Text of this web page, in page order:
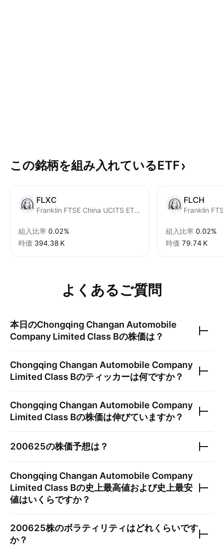
この銘柄を組み入れているETF
FLXC
Franklin FTSE China UCITS ETF USD
組入比率 0.02%
時価 ‪394.38 K‬
FLCH
Franklin
組入比率 0.02%
時価 ‪79.74 K‬
よくあるご質問
本日のChongqing Changan Automobile
Company Limited Class Bの株価は？
Chongqing Changan Automobile Company
Limited Class Bのティッカーは何ですか？
Chongqing Changan Automobile Company
Limited Class Bの株価は伸びていますか？
200625の株価予想は？
Chongqing Changan Automobile Company
Limited Class Bの史上最高値および史上最安
値はいくらですか？
200625株のボラティリティはどれくらいです
か？